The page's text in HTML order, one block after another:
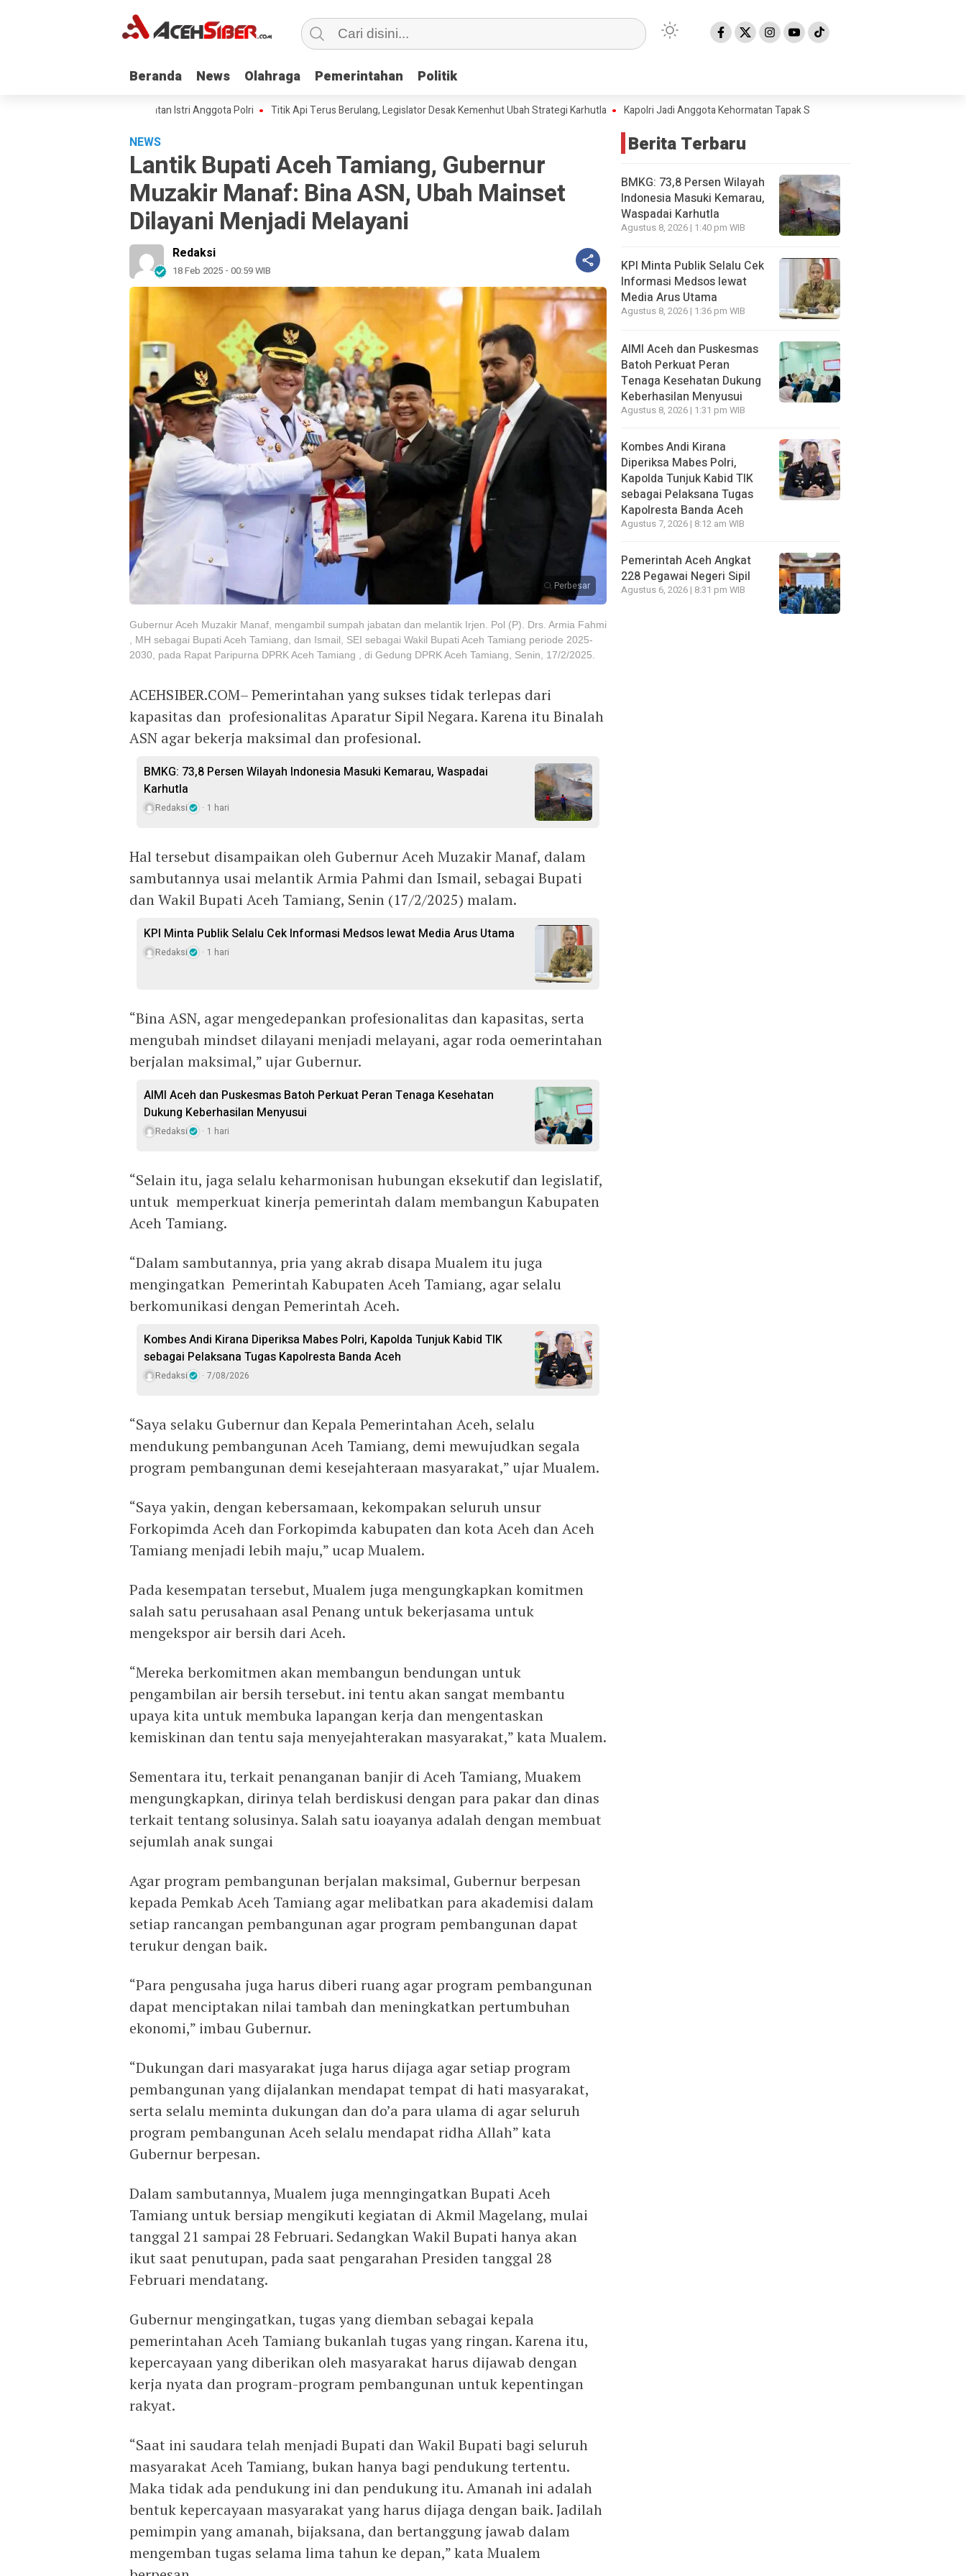
Beranda News Olahraga Pemerintahan Politik
Beranda News Olahraga Pemerintahan Politik
Kasus Kematian Mantan Istri Anggota Polri Titik Api Terus Berulang, Legislator Desak Kemenhut Ubah Strategi Karhutla Kapolri Jadi Anggota Kehormatan Tapak Suci BMKG: 73,8 Persen Wilayah
NEWS
Lantik Bupati Aceh Tamiang, Gubernur
Muzakir Manaf: Bina ASN, Ubah Mainset
Dilayani Menjadi Melayani
Redaksi
18 Feb 2025 - 00:59 WIB
Perbesar
Gubernur Aceh Muzakir Manaf, mengambil sumpah jabatan dan melantik Irjen. Pol (P). Drs. Armia Fahmi
, MH sebagai Bupati Aceh Tamiang, dan Ismail, SEI sebagai Wakil Bupati Aceh Tamiang periode 2025-
2030, pada Rapat Paripurna DPRK Aceh Tamiang , di Gedung DPRK Aceh Tamiang, Senin, 17/2/2025.
ACEHSIBER.COM– Pemerintahan yang sukses tidak terlepas dari
kapasitas dan profesionalitas Aparatur Sipil Negara. Karena itu Binalah
ASN agar bekerja maksimal dan profesional.
BMKG: 73,8 Persen Wilayah Indonesia Masuki Kemarau, Waspadai
Karhutla
Redaksi 1 hari
Hal tersebut disampaikan oleh Gubernur Aceh Muzakir Manaf, dalam
sambutannya usai melantik Armia Pahmi dan Ismail, sebagai Bupati
dan Wakil Bupati Aceh Tamiang, Senin (17/2/2025) malam.
KPI Minta Publik Selalu Cek Informasi Medsos lewat Media Arus Utama
Redaksi 1 hari
“Bina ASN, agar mengedepankan profesionalitas dan kapasitas, serta
mengubah mindset dilayani menjadi melayani, agar roda oemerintahan
berjalan maksimal,” ujar Gubernur.
AIMI Aceh dan Puskesmas Batoh Perkuat Peran Tenaga Kesehatan
Dukung Keberhasilan Menyusui
Redaksi 1 hari
“Selain itu, jaga selalu keharmonisan hubungan eksekutif dan legislatif,
untuk memperkuat kinerja pemerintah dalam membangun Kabupaten
Aceh Tamiang.
“Dalam sambutannya, pria yang akrab disapa Mualem itu juga
mengingatkan Pemerintah Kabupaten Aceh Tamiang, agar selalu
berkomunikasi dengan Pemerintah Aceh.
Kombes Andi Kirana Diperiksa Mabes Polri, Kapolda Tunjuk Kabid TIK
sebagai Pelaksana Tugas Kapolresta Banda Aceh
Redaksi 7/08/2026
“Saya selaku Gubernur dan Kepala Pemerintahan Aceh, selalu
mendukung pembangunan Aceh Tamiang, demi mewujudkan segala
program pembangunan demi kesejahteraan masyarakat,” ujar Mualem.
“Saya yakin, dengan kebersamaan, kekompakan seluruh unsur
Forkopimda Aceh dan Forkopimda kabupaten dan kota Aceh dan Aceh
Tamiang menjadi lebih maju,” ucap Mualem.
Pada kesempatan tersebut, Mualem juga mengungkapkan komitmen
salah satu perusahaan asal Penang untuk bekerjasama untuk
mengekspor air bersih dari Aceh.
“Mereka berkomitmen akan membangun bendungan untuk
pengambilan air bersih tersebut. ini tentu akan sangat membantu
upaya kita untuk membuka lapangan kerja dan mengentaskan
kemiskinan dan tentu saja menyejahterakan masyarakat,” kata Mualem.
Sementara itu, terkait penanganan banjir di Aceh Tamiang, Muakem
mengungkapkan, dirinya telah berdiskusi dengan para pakar dan dinas
terkait tentang solusinya. Salah satu ioayanya adalah dengan membuat
sejumlah anak sungai
Agar program pembangunan berjalan maksimal, Gubernur berpesan
kepada Pemkab Aceh Tamiang agar melibatkan para akademisi dalam
setiap rancangan pembangunan agar program pembangunan dapat
terukur dengan baik.
“Para pengusaha juga harus diberi ruang agar program pembangunan
dapat menciptakan nilai tambah dan meningkatkan pertumbuhan
ekonomi,” imbau Gubernur.
“Dukungan dari masyarakat juga harus dijaga agar setiap program
pembangunan yang dijalankan mendapat tempat di hati masyarakat,
serta selalu meminta dukungan dan do’a para ulama di agar seluruh
program pembangunan Aceh selalu mendapat ridha Allah” kata
Gubernur berpesan.
Dalam sambutannya, Mualem juga menngingatkan Bupati Aceh
Tamiang untuk bersiap mengikuti kegiatan di Akmil Magelang, mulai
tanggal 21 sampai 28 Februari. Sedangkan Wakil Bupati hanya akan
ikut saat penutupan, pada saat pengarahan Presiden tanggal 28
Februari mendatang.
Gubernur mengingatkan, tugas yang diemban sebagai kepala
pemerintahan Aceh Tamiang bukanlah tugas yang ringan. Karena itu,
kepercayaan yang diberikan oleh masyarakat harus dijawab dengan
kerja nyata dan program-program pembangunan untuk kepentingan
rakyat.
“Saat ini saudara telah menjadi Bupati dan Wakil Bupati bagi seluruh
masyarakat Aceh Tamiang, bukan hanya bagi pendukung tertentu.
Maka tidak ada pendukung ini dan pendukung itu. Amanah ini adalah
bentuk kepercayaan masyarakat yang harus dijaga dengan baik. Jadilah
pemimpin yang amanah, bijaksana, dan bertanggung jawab dalam
mengemban tugas selama lima tahun ke depan,” kata Mualem
Berita Terbaru
BMKG: 73,8 Persen Wilayah
Indonesia Masuki Kemarau,
Waspadai Karhutla
Agustus 8, 2026 | 1:40 pm WIB
KPI Minta Publik Selalu Cek
Informasi Medsos lewat
Media Arus Utama
Agustus 8, 2026 | 1:36 pm WIB
AIMI Aceh dan Puskesmas
Batoh Perkuat Peran
Tenaga Kesehatan Dukung
Keberhasilan Menyusui
Agustus 8, 2026 | 1:31 pm WIB
Kombes Andi Kirana
Diperiksa Mabes Polri,
Kapolda Tunjuk Kabid TIK
sebagai Pelaksana Tugas
Kapolresta Banda Aceh
Agustus 7, 2026 | 8:12 am WIB
Pemerintah Aceh Angkat
228 Pegawai Negeri Sipil
Agustus 6, 2026 | 8:31 pm WIB